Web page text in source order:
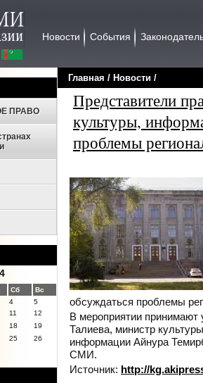
Новости События
ПРАВО
Сб
Вс
4 5
11 12
18 19
25 26
Главная / Новости /
Представители
культуры,
проблемы
обсуждаться проблемы
В мероприятии принимают
Талиева, министр
информации Айнура
СМИ.
Источник: http://